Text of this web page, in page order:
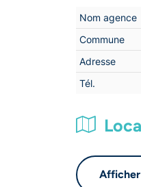
Nom agence
Commune
Adresse
Tél.